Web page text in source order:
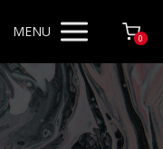
MENU 0